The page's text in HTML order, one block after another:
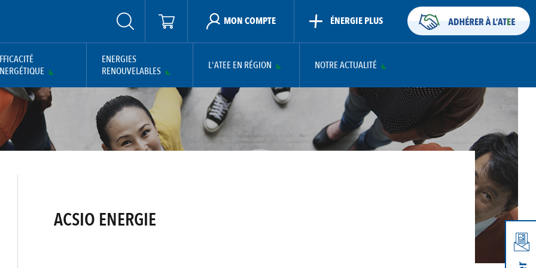
MON COMPTE ÉNERGIE PLUS
ENERGIES
RENOUVELABLES
L'ATEE EN RÉGION NOTRE ACTUALITÉ
ACSIO ENERGIE